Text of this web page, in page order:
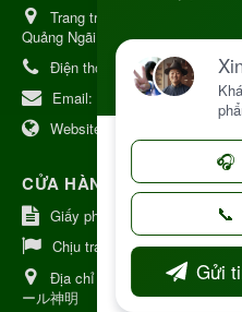
Trang trại Dược Liệu Hữu Cơ:
Quảng Ngãi
Điện thoại:
+84 906968923
Email:
Website:
CỬA HÀNG GIỚI THIỆU
Giấy phép số: 080-9475-1379
Chịu trách nhiệm:MR
Địa chỉ Nhật Bản:日本 愛知
ール神明